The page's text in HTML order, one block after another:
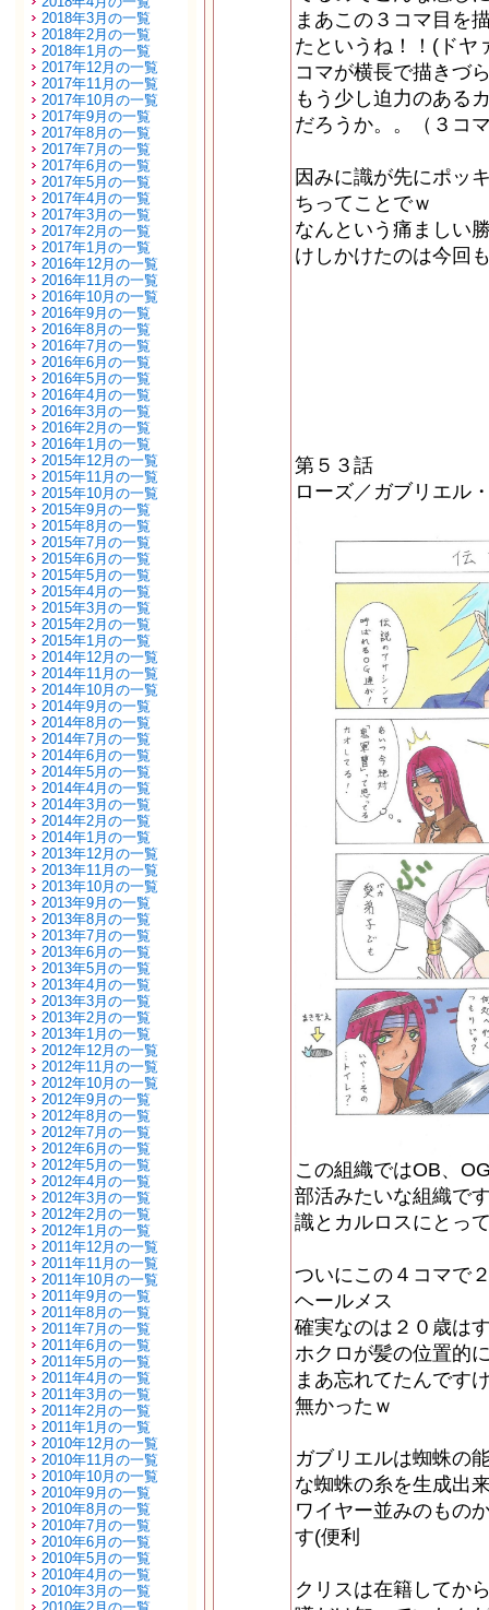
2018年3月の一覧
2018年2月の一覧
2018年1月の一覧
2017年12月の一覧
2017年11月の一覧
2017年10月の一覧
2017年9月の一覧
2017年8月の一覧
2017年7月の一覧
2017年6月の一覧
2017年5月の一覧
2017年4月の一覧
2017年3月の一覧
2017年2月の一覧
2017年1月の一覧
2016年12月の一覧
2016年11月の一覧
2016年10月の一覧
2016年9月の一覧
2016年8月の一覧
2016年7月の一覧
2016年6月の一覧
2016年5月の一覧
2016年4月の一覧
2016年3月の一覧
2016年2月の一覧
2016年1月の一覧
2015年12月の一覧
2015年11月の一覧
2015年10月の一覧
2015年9月の一覧
2015年8月の一覧
2015年7月の一覧
2015年6月の一覧
2015年5月の一覧
2015年4月の一覧
2015年3月の一覧
2015年2月の一覧
2015年1月の一覧
2014年12月の一覧
2014年11月の一覧
2014年10月の一覧
2014年9月の一覧
2014年8月の一覧
2014年7月の一覧
2014年6月の一覧
2014年5月の一覧
2014年4月の一覧
2014年3月の一覧
2014年2月の一覧
2014年1月の一覧
2013年12月の一覧
2013年11月の一覧
2013年10月の一覧
2013年9月の一覧
2013年8月の一覧
2013年7月の一覧
2013年6月の一覧
2013年5月の一覧
2013年4月の一覧
2013年3月の一覧
2013年2月の一覧
2013年1月の一覧
2012年12月の一覧
2012年11月の一覧
2012年10月の一覧
2012年9月の一覧
2012年8月の一覧
2012年7月の一覧
2012年6月の一覧
2012年5月の一覧
2012年4月の一覧
2012年3月の一覧
2012年2月の一覧
2012年1月の一覧
2011年12月の一覧
2011年11月の一覧
2011年10月の一覧
2011年9月の一覧
2011年8月の一覧
2011年7月の一覧
2011年6月の一覧
2011年5月の一覧
2011年4月の一覧
2011年3月の一覧
2011年2月の一覧
2011年1月の一覧
2010年12月の一覧
2010年11月の一覧
2010年10月の一覧
2010年9月の一覧
2010年8月の一覧
2010年7月の一覧
2010年6月の一覧
2010年5月の一覧
2010年4月の一覧
2010年3月の一覧
まあこの３コマ目を
たというね！！(ドヤ
コマが横長で描きづ
もう少し迫力のある
だろうか。。（３コ
因みに識が先にポッ
ちってことでｗ
なんという痛ましい
けしかけたのは今回
第５３話
ローズ／ガブリエル
この組織ではOB、
部活みたいな組織で
識とカルロスにとっ
ついにこの４コマで
ヘールメス
確実なのは２０歳は
ホクロが髪の位置的
まあ忘れてたんです
無かったｗ
ガブリエルは蜘蛛の
な蜘蛛の糸を生成出
ワイヤー並みのもの
す(便利
クリスは在籍してか